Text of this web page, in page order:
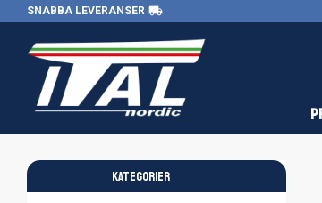
SNABBA LEVERANSER local_shipping
KATEGORIER